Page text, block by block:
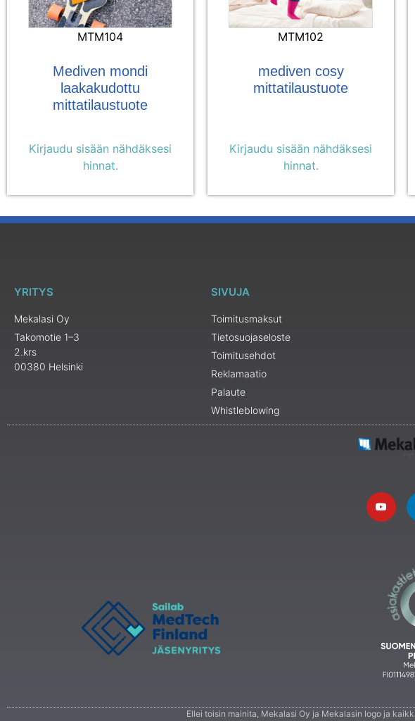
MTM104
Mediven mondi
laakakudottu
mittatilaustuote
Kirjaudu sisään nähdäksesi
hinnat.
MTM102
mediven cosy
mittatilaustuote
Kirjaudu sisään nähdäksesi
hinnat.
YRITYS
Mekalasi Oy
Takomotie 1–3
2.krs
00380 Helsinki
SIVUJA
Toimitusmaksut
Tietosuojaseloste
Toimitusehdot
Reklamaatio
Palaute
Whistleblowing
Ellei toisin mainita, Mekalasi Oy ja Mekalasin logo ja